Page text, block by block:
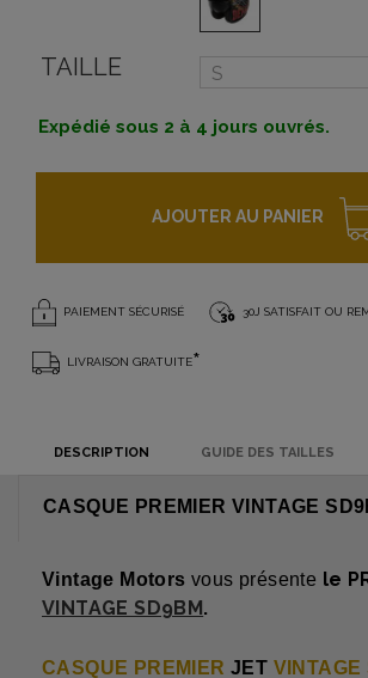
TAILLE
Expédié sous 2 à 4 jours ouvrés.
AJOUTER AU PANIER
PAIEMENT SÉCURISÉ 30J SATISFAIT OU
LIVRAISON GRATUITE*
DESCRIPTION GUIDE DES TAILLES
CASQUE PREMIER VINTAGE
Vintage Motors vous présente le
VINTAGE SD9BM.
CASQUE PREMIER JET VINTAGE